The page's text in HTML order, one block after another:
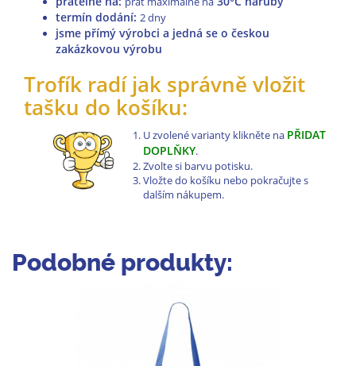
termín dodání: 2 dny
jsme přímý výrobci a jedná se o českou
zakázkovou výrobu
Trofík radí jak správně vložit
tašku do košíku:
U zvolené varianty klikněte na PŘIDAT
DOPLŇKY.
Zvolte si barvu potisku.
Vložte do košíku nebo pokračujte s
dalším nákupem.
Podobné produkty: